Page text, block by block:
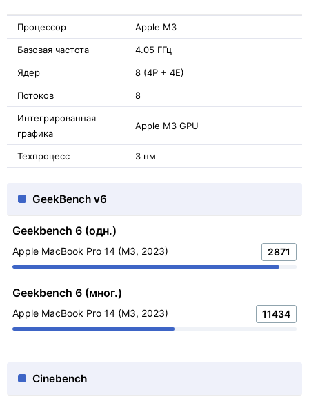
Процессор Apple M3
Базовая частота 4.05 ГГц
Ядер 8 (4P + 4E)
Потоков 8
Интегрированная
графика
Apple M3 GPU
Техпроцесс 3 нм
GeekBench v6
Geekbench 6 (одн.)
Apple MacBook Pro 14 (M3, 2023) 2871
Geekbench 6 (мног.)
Apple MacBook Pro 14 (M3, 2023) 11434
Cinebench